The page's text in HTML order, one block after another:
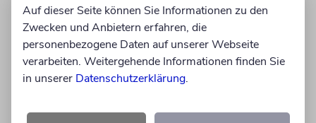
MEINUNG
»Blaue Moschee« als
Gedenkstätte für die Opfer
Nach der Schließung des eng mit dem
Auf dieser Seite können Sie Informationen zu den
Zwecken und Anbietern erfahren, die
personenbezogene Daten auf unserer Webseite
verarbeiten. Weitergehende Informationen finden Sie
in unserer Datenschutzerklärung.